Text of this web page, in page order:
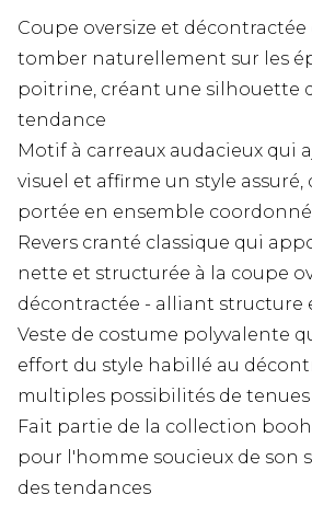
Coupe oversize et
tomber naturellement sur les
poitrine, créant une silhouette
tendance
Motif à carreaux audacieux qui
visuel et affirme un style assuré,
portée en ensemble
Revers cranté classique qui
nette et structurée à la coupe
décontractée - alliant structure
Veste de costume polyvalente
effort du style habillé au
multiples possibilités de tenues
Fait partie de la collection
pour l'homme soucieux de son
des tendances